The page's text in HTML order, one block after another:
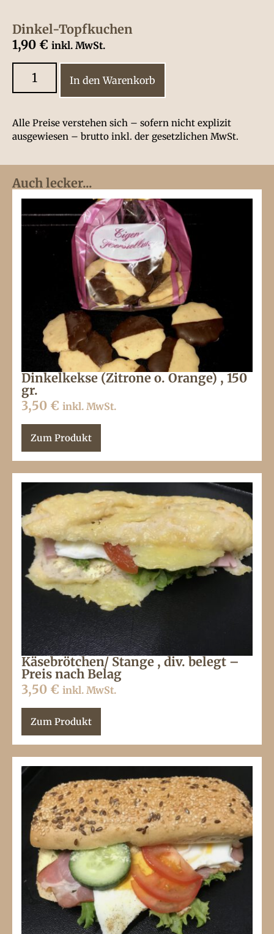
Dinkel-Topfkuchen
1,90 € inkl. MwSt.
In den Warenkorb
Alle Preise verstehen sich – sofern nicht explizit
ausgewiesen – brutto inkl. der gesetzlichen MwSt.
Auch lecker...
Dinkelkekse (Zitrone o. Orange) , 150
gr.
3,50 € inkl. MwSt.
Zum Produkt
Käsebrötchen/ Stange , div. belegt –
Preis nach Belag
3,50 € inkl. MwSt.
Zum Produkt